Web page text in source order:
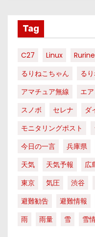
Tag
C27 Linux
るりねこちゃん
る
アマチュア無線
エ
スノボ
セレナ ダ
モニタリングポスト
今日の一言
兵庫県
天気
天気予報 広
東京
気圧 渋谷
避難勧告
避難情報
雨
雨量 雪 雪